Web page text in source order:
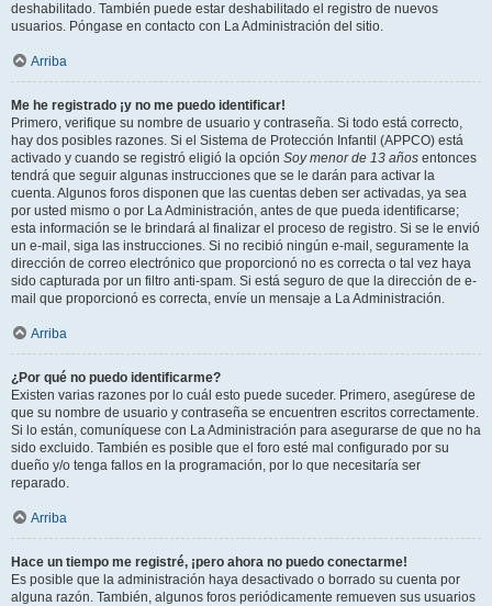
deshabilitado. También puede estar deshabilitado el registro de nuevos
usuarios. Póngase en contacto con La Administración del sitio.
Arriba
Me he registrado ¡y no me puedo identificar!
Primero, verifique su nombre de usuario y contraseña. Si todo está correcto,
hay dos posibles razones. Si el Sistema de Protección Infantil (APPCO) está
activado y cuando se registró eligió la opción Soy menor de 13 años entonces
tendrá que seguir algunas instrucciones que se le darán para activar la
cuenta. Algunos foros disponen que las cuentas deben ser activadas, ya sea
por usted mismo o por La Administración, antes de que pueda identificarse;
esta información se le brindará al finalizar el proceso de registro. Si se le envió
un e-mail, siga las instrucciones. Si no recibió ningún e-mail, seguramente la
dirección de correo electrónico que proporcionó no es correcta o tal vez haya
sido capturada por un filtro anti-spam. Si está seguro de que la dirección de e-
mail que proporcionó es correcta, envíe un mensaje a La Administración.
Arriba
¿Por qué no puedo identificarme?
Existen varias razones por lo cuál esto puede suceder. Primero, asegúrese de
que su nombre de usuario y contraseña se encuentren escritos correctamente.
Si lo están, comuníquese con La Administración para asegurarse de que no ha
sido excluido. También es posible que el foro esté mal configurado por su
dueño y/o tenga fallos en la programación, por lo que necesitaría ser
reparado.
Arriba
Hace un tiempo me registré, ¡pero ahora no puedo conectarme!
Es posible que la administración haya desactivado o borrado su cuenta por
alguna razón. También, algunos foros periódicamente remueven sus usuarios